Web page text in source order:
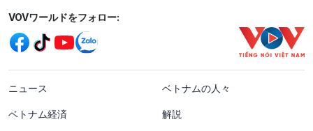
Mạng xã hội
VOVワールドをフォロー:
menu footer tiếng Nhật
ニュース ベトナムの人々
ベトナム経済 解説